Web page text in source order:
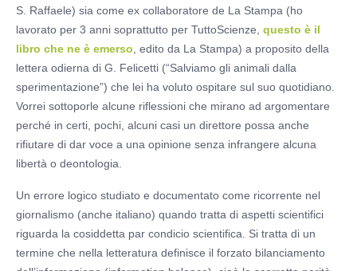
S. Raffaele) sia come ex collaboratore de La Stampa (ho
lavorato per 3 anni soprattutto per TuttoScienze, questo è il
libro che ne è emerso , edito da La Stampa) a proposito della
lettera odierna di G. Felicetti (“Salviamo gli animali dalla
sperimentazione”) che lei ha voluto ospitare sul suo quotidiano.
Vorrei sottoporle alcune riflessioni che mirano ad argomentare
perché in certi, pochi, alcuni casi un direttore possa anche
rifiutare di dar voce a una opinione senza infrangere alcuna
libertà o deontologia.
Un errore logico studiato e documentato come ricorrente nel
giornalismo (anche italiano) quando tratta di aspetti scientifici
riguarda la cosiddetta par condicio scientifica. Si tratta di un
termine che nella letteratura definisce il forzato bilanciamento